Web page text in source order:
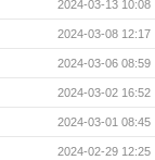
2024-03-13 10:08
2024-03-08 12:17
2024-03-06 08:59
2024-03-02 16:52
2024-03-01 08:45
2024-02-29 12:25